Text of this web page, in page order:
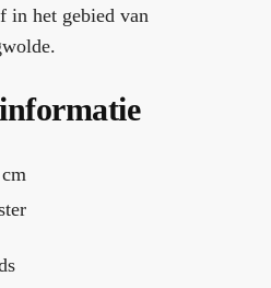
het gebied van